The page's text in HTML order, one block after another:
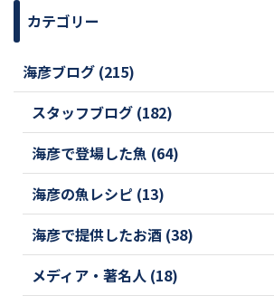
カテゴリー
海彦ブログ (215)
スタッフブログ (182)
海彦で登場した魚 (64)
海彦の魚レシピ (13)
海彦で提供したお酒 (38)
メディア・著名人 (18)